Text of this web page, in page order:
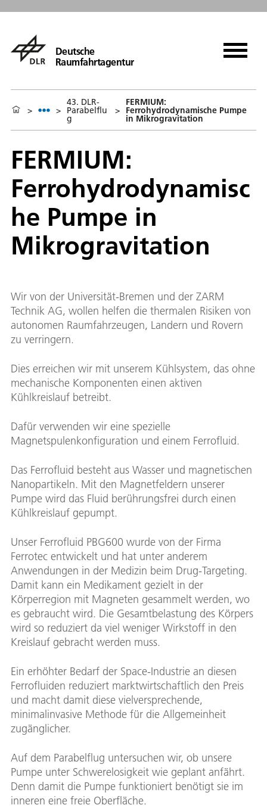
Deutsche
Raumfahrtagentur
> >
43. DLR-
Parabelflu
g
>
FERMIUM:
Ferrohydrodynamische Pumpe
in Mikrogravitation
FERMIUM:
Ferrohydrodynamisc
he Pumpe in
Mikrogravitation
Wir von der Universität-Bremen und der ZARM
Technik AG, wollen helfen die thermalen Risiken von
autonomen Raumfahrzeugen, Landern und Rovern
zu verringern.
Dies erreichen wir mit unserem Kühlsystem, das ohne
mechanische Komponenten einen aktiven
Kühlkreislauf betreibt.
Dafür verwenden wir eine spezielle
Magnetspulenkonfiguration und einem Ferrofluid.
Das Ferrofluid besteht aus Wasser und magnetischen
Nanopartikeln. Mit den Magnetfeldern unserer
Pumpe wird das Fluid berührungsfrei durch einen
Kühlkreislauf gepumpt.
Unser Ferrofluid PBG600 wurde von der Firma
Ferrotec entwickelt und hat unter anderem
Anwendungen in der Medizin beim Drug-Targeting.
Damit kann ein Medikament gezielt in der
Körperregion mit Magneten gesammelt werden, wo
es gebraucht wird. Die Gesamtbelastung des Körpers
wird so reduziert da viel weniger Wirkstoff in den
Kreislauf gebracht werden muss.
Ein erhöhter Bedarf der Space-Industrie an diesen
Ferrofluiden reduziert marktwirtschaftlich den Preis
und macht damit diese vielversprechende,
minimalinvasive Methode für die Allgemeinheit
zugänglicher.
Auf dem Parabelflug untersuchen wir, ob unsere
Pumpe unter Schwerelosigkeit wie geplant anfährt.
Denn damit die Pumpe funktioniert benötigt sie im
inneren eine freie Oberfläche.